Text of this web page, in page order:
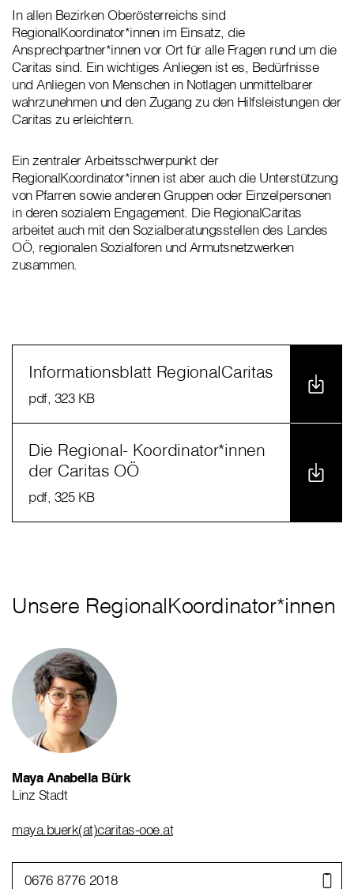
In allen Bezirken Oberösterreichs sind
RegionalKoordinator*innen im Einsatz, die
Ansprechpartner*innen vor Ort für alle Fragen rund um die
Caritas sind. Ein wichtiges Anliegen ist es, Bedürfnisse
und Anliegen von Menschen in Notlagen unmittelbarer
wahrzunehmen und den Zugang zu den Hilfsleistungen der
Caritas zu erleichtern.
Ein zentraler Arbeitsschwerpunkt der
RegionalKoordinator*innen ist aber auch die Unterstützung
von Pfarren sowie anderen Gruppen oder Einzelpersonen
in deren sozialem Engagement. Die RegionalCaritas
arbeitet auch mit den Sozialberatungsstellen des Landes
OÖ, regionalen Sozialforen und Armutsnetzwerken
zusammen.
Informationsblatt RegionalCaritas
pdf, 323 KB
Die Regional- Koordinator*innen
der Caritas OÖ
pdf, 325 KB
Unsere RegionalKoordinator*innen
Maya Anabella Bürk
Linz Stadt
maya.buerk(at)caritas-ooe.at
0676 8776 2018